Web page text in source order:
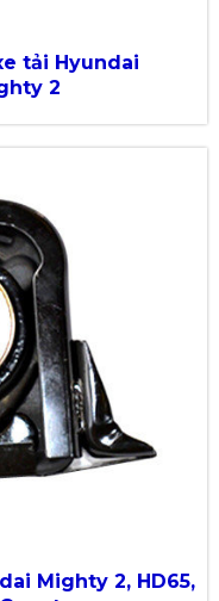
tải Hyundai
2
Mighty 2, HD65,